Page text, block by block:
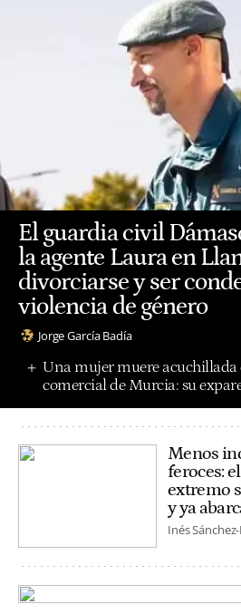
El guardia civil
la agente Laura en
divorciarse y ser
violencia de género
Jorge García Badía
Una mujer muere acuchillada
comercial de Murcia: su
Menos
feroces:
extremo
y ya
Inés